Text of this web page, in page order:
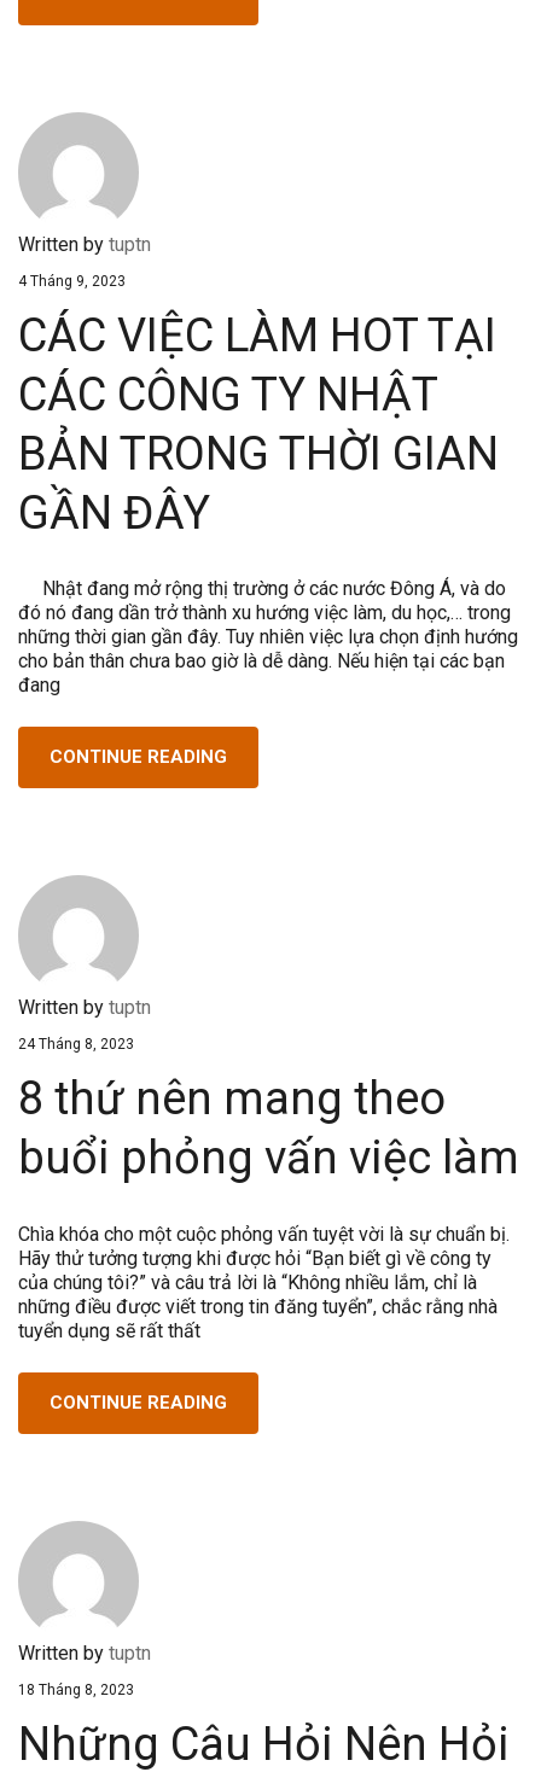
Written by tuptn
4 Tháng 9, 2023
CÁC VIỆC LÀM HOT TẠI
CÁC CÔNG TY NHẬT
BẢN TRONG THỜI GIAN
GẦN ĐÂY
Nhật đang mở rộng thị trường ở các nước Đông Á, và do
đó nó đang dần trở thành xu hướng việc làm, du học,… trong
những thời gian gần đây. Tuy nhiên việc lựa chọn định hướng
cho bản thân chưa bao giờ là dễ dàng. Nếu hiện tại các bạn
đang
CONTINUE READING
Written by tuptn
24 Tháng 8, 2023
8 thứ nên mang theo
buổi phỏng vấn việc làm
Chìa khóa cho một cuộc phỏng vấn tuyệt vời là sự chuẩn bị.
Hãy thử tưởng tượng khi được hỏi “Bạn biết gì về công ty
của chúng tôi?” và câu trả lời là “Không nhiều lắm, chỉ là
những điều được viết trong tin đăng tuyển”, chắc rằng nhà
tuyển dụng sẽ rất thất
CONTINUE READING
Written by tuptn
18 Tháng 8, 2023
Những Câu Hỏi Nên Hỏi